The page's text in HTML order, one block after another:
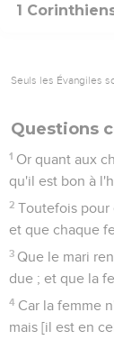
1
Seuls les Évangiles
Questions
1 Or quant aux
qu'il est bon à
2 Toutefois pour
et que chaque
3 Que le mari
due ; et que la
4 Car la femme
mais [il est en